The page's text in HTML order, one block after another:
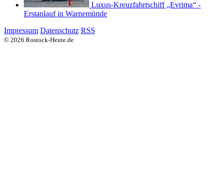
Luxus-Kreuzfahrtschiff „Evrima“ -
Erstanlauf in Warnemünde
Impressum Datenschutz RSS
© 2026 Rostock-Heute.de